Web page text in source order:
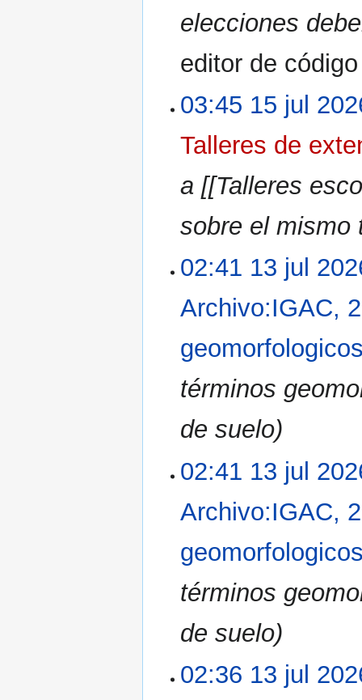
elecciones
editor de
03:45 15 jul
Talleres de
a [[Talleres
sobre el mismo
02:41 13 jul
Archivo:IGAC,
términos
de suelo)
02:41 13 jul
Archivo:IGAC,
términos
de suelo)
02:36 13 jul